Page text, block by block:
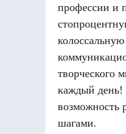
профессии и
творческого
каждый день!
возможность
шагами.